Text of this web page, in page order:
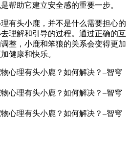
帮助它建立安全感的重要一步。
有头小鹿，并不是什么需要担心的
理解和引导的过程。通过正确的互
整，小鹿和笨狼的关系会变得更加
健康和快乐。